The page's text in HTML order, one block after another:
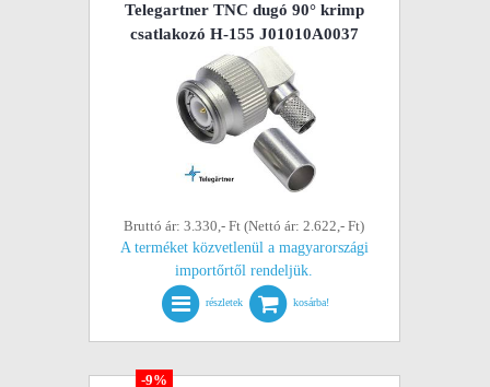
Telegartner TNC dugó 90° krimp
csatlakozó H-155 J01010A0037
Bruttó ár: 3.330,- Ft (Nettó ár: 2.622,- Ft)
A terméket közvetlenül a magyarországi
importőrtől rendeljük.
részletek kosárba!
-9%